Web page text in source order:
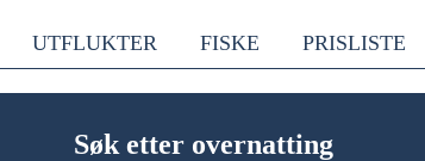
UTFLUKTER FISKE PRISLISTE
Søk etter overnatting